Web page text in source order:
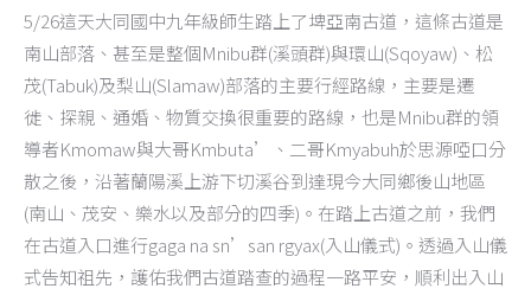
5/26這天大同國中九年級師生踏上了埤亞南古道，這條古道是
南山部落、甚至是整個Mnibu群(溪頭群)與環山(Sqoyaw)、松
茂(Tabuk)及梨山(Slamaw)部落的主要行經路線，主要是遷
徙、探親、通婚、物質交換很重要的路線，也是Mnibu群的領
導者Kmomaw與大哥Kmbuta’、二哥Kmyabuh於思源啞口分
散之後，沿著蘭陽溪上游下切溪谷到達現今大同鄉後山地區
(南山、茂安、樂水以及部分的四季)。在踏上古道之前，我們
在古道入口進行gaga na sn’san rgyax(入山儀式)。透過入山儀
式告知祖先，護佑我們古道踏查的過程一路平安，順利出入山